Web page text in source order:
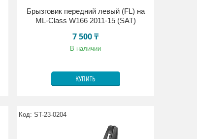
Брызговик передний левый (FL) на
ML-Class W166 2011-15 (SAT)
7 500 ₸
В наличии
КУПИТЬ
ST-23-0204